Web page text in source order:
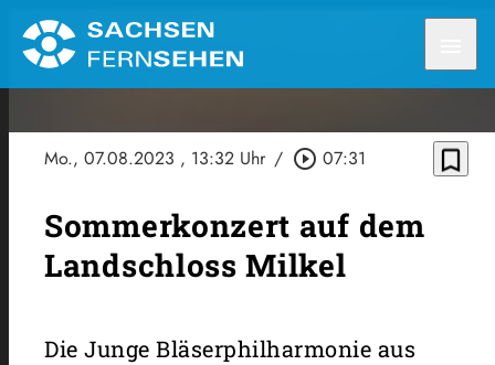
Mo., 07.08.2023 , 13:32 Uhr / play_circle_outline 07:31 bookmark_border
Sommerkonzert auf dem
Landschloss Milkel
Die Junge Bläserphilharmonie aus